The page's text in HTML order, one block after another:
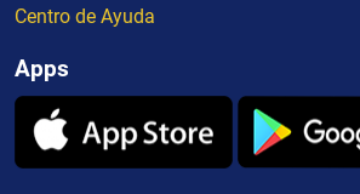
Centro de Ayuda
Apps